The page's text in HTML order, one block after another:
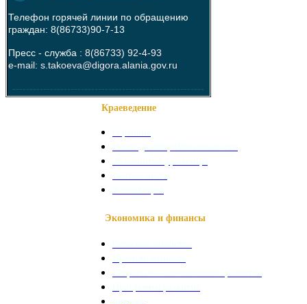
Телефон горячей линии по обращению
граждан: 8(86733)90-7-13
Пресс - служба : 8(86733) 92-4-93
e-mail: s.takoeva@digora.alania.gov.ru
--------------------------------------------------------
Краеведение
Экономика и финансы